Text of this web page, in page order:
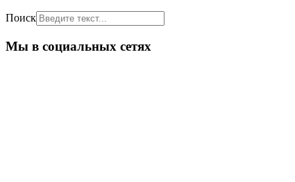
Поиск
Мы в социальных сетях